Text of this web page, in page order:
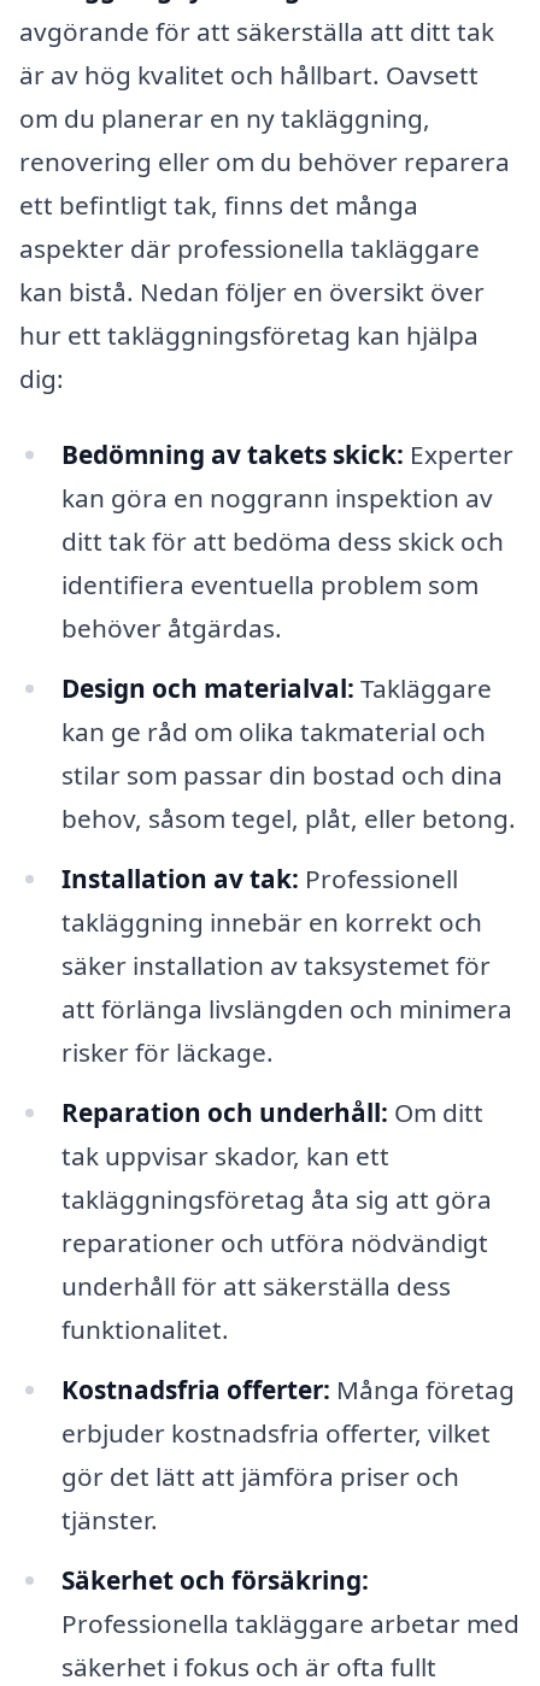
avgörande för att säkerställa att ditt tak
är av hög kvalitet och hållbart. Oavsett
om du planerar en ny takläggning,
renovering eller om du behöver reparera
ett befintligt tak, finns det många
aspekter där professionella takläggare
kan bistå. Nedan följer en översikt över
hur ett takläggningsföretag kan hjälpa
dig:
Bedömning av takets skick: Experter
kan göra en noggrann inspektion av
ditt tak för att bedöma dess skick och
identifiera eventuella problem som
behöver åtgärdas.
Design och materialval: Takläggare
kan ge råd om olika takmaterial och
stilar som passar din bostad och dina
behov, såsom tegel, plåt, eller betong.
Installation av tak: Professionell
takläggning innebär en korrekt och
säker installation av taksystemet för
att förlänga livslängden och minimera
risker för läckage.
Reparation och underhåll: Om ditt
tak uppvisar skador, kan ett
takläggningsföretag åta sig att göra
reparationer och utföra nödvändigt
underhåll för att säkerställa dess
funktionalitet.
Kostnadsfria offerter: Många företag
erbjuder kostnadsfria offerter, vilket
gör det lätt att jämföra priser och
tjänster.
Säkerhet och försäkring:
Professionella takläggare arbetar med
säkerhet i fokus och är ofta fullt